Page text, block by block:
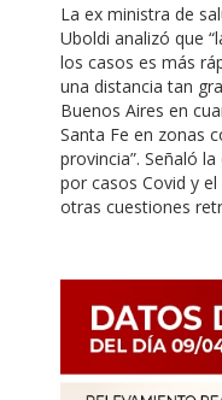
La ex ministra de
Uboldi analizó que
los casos es más
una distancia tan
Buenos Aires en
Santa Fe en zonas
provincia”. Señaló
por casos Covid y
otras cuestiones